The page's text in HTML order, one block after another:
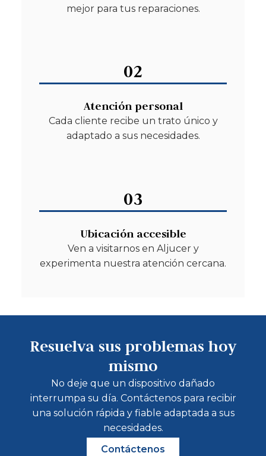
mejor para tus reparaciones.
02
Atención personal
Cada cliente recibe un trato único y
adaptado a sus necesidades.
03
Ubicación accesible
Ven a visitarnos en Aljucer y
experimenta nuestra atención cercana.
Resuelva sus problemas hoy
mismo
No deje que un dispositivo dañado
interrumpa su día. Contáctenos para recibir
una solución rápida y fiable adaptada a sus
necesidades.
Contáctenos